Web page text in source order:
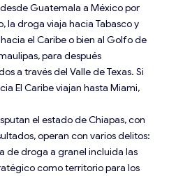
Guatemala a México por
la droga viaja hacia Tabasco y
el Caribe o bien al Golfo de
para después
a través del Valle de Texas. Si
El Caribe viajan hasta Miami,
el estado de Chiapas, con
operan con varios delitos:
de droga a granel incluida las
como territorio para los